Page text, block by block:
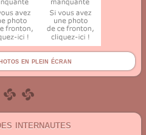
en plein écran
internautes